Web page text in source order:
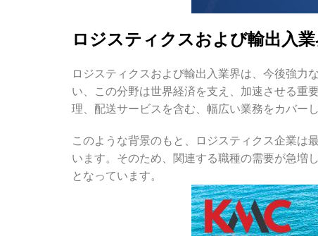
ロジスティクスおよび輸出入
ロジスティクスおよび輸出入業界は、今後強力
い、この分野は世界経済を支え、加速させる重
理、配送サービスを含む、幅広い業務をカバーし
このような背景のもと、ロジスティクス企業は
います。そのため、関連する職種の需要が急増
となっています。